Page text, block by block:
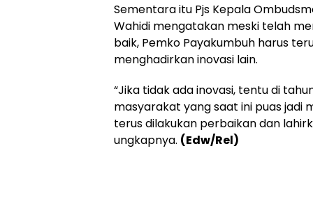
Sementara itu Pjs Kepala
Wahidi mengatakan meski telah
baik, Pemko Payakumbuh harus
menghadirkan inovasi lain.
“Jika tidak ada inovasi, tentu di
masyarakat yang saat ini puas jadi
terus dilakukan perbaikan dan
ungkapnya. (Edw/Rel)